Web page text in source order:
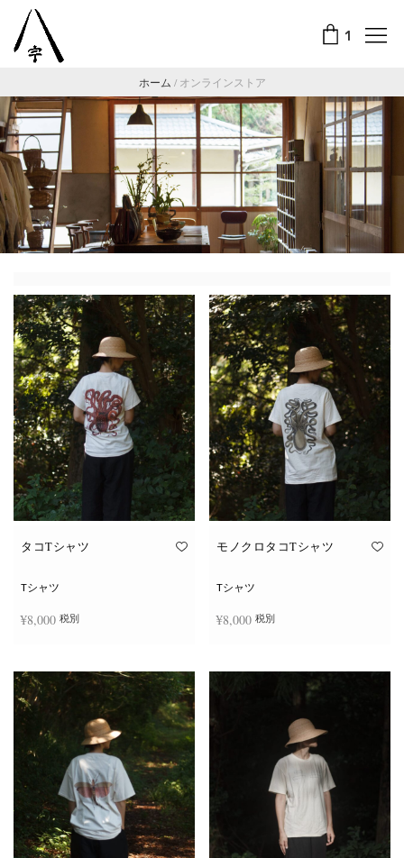
1
ホーム / オンラインストア
タコTシャツ
Tシャツ
¥8,000 税別
の
商
品
に
は
複
数
の
バ
リ
エ
ー
シ
ョ
モノクロタコTシャツ
Tシャツ
¥8,000 税別
の
商
品
は
複
数
の
バ
エ
ョ